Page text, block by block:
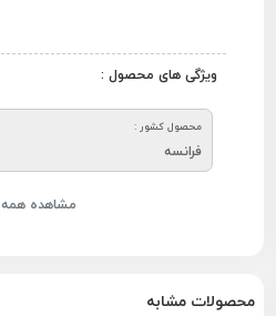
ویژگی های محصول :
محصول کشور :
فرانسه
مشاهده همه
محصولات مشابه